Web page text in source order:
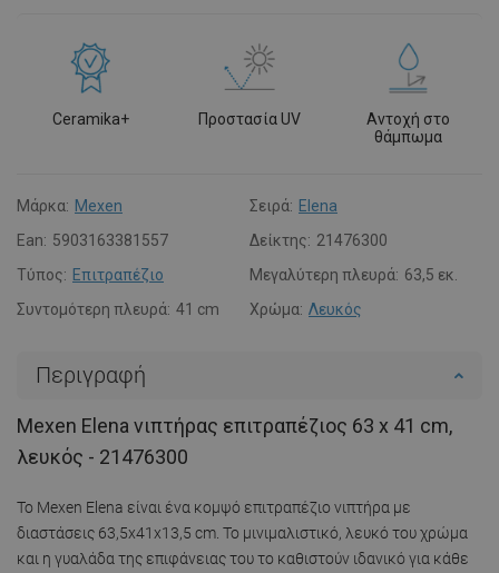
Ceramika+ Προστασία UV
Αντοχή στο
θάμπωμα
Μάρκα: Mexen Σειρά: Elena
Ean: 5903163381557 Δείκτης: 21476300
Τύπος: Επιτραπέζιο Μεγαλύτερη πλευρά: 63,5 εκ.
Συντομότερη πλευρά: 41 cm Χρώμα: Λευκός
Περιγραφή
Mexen Elena νιπτήρας επιτραπέζιος 63 x 41 cm,
λευκός - 21476300
Το Mexen Elena είναι ένα κομψό επιτραπέζιο νιπτήρα με
διαστάσεις 63,5x41x13,5 cm. Το μινιμαλιστικό, λευκό του χρώμα
και η γυαλάδα της επιφάνειας του το καθιστούν ιδανικό για κάθε